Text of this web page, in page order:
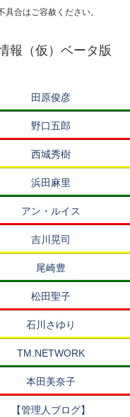
合はご容赦ください。
報（仮）ベータ版
田原俊彦
野口五郎
西城秀樹
浜田麻里
アン・ルイス
吉川晃司
尾崎豊
松田聖子
石川さゆり
TM.NETWORK
本田美奈子
【管理人ブログ】